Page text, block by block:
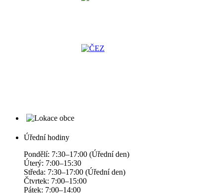
Úřední hodiny
Pondělí: 7:30–17:00 (Úřední den)
Úterý: 7:00–15:30
Středa: 7:30–17:00 (Úřední den)
Čtvrtek: 7:00–15:00
Pátek: 7:00–14:00